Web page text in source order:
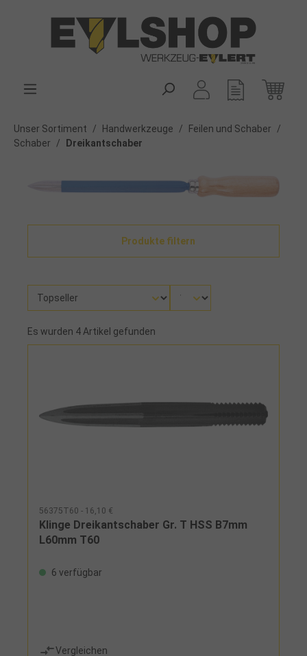
Unser Sortiment / Handwerkzeuge / Feilen und Schaber
/
Schaber
/ Dreikantschaber
Produkte filtern
Es wurden 4 Artikel gefunden
56375T60 - 16,10 €
Klinge Dreikantschaber Gr. T HSS B7mm
L60mm T60
6 verfügbar
Vergleichen